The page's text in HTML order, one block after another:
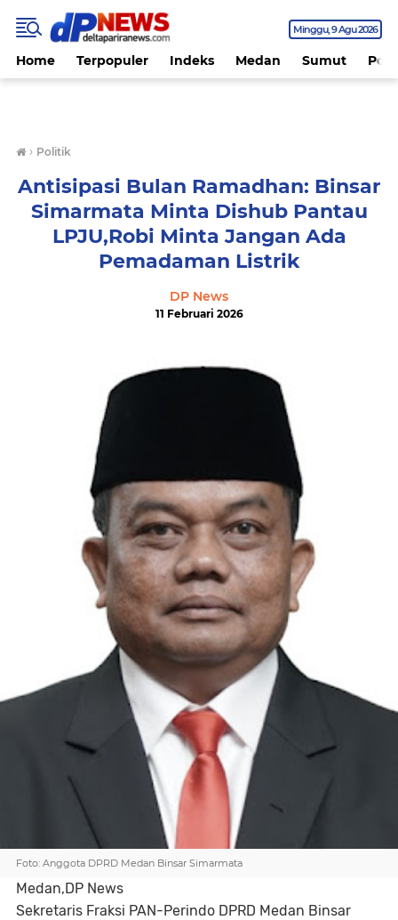
Minggu 9 Agu 2026
Home Terpopuler Indeks Medan Sumut
› Politik
Antisipasi Bulan Ramadhan: Binsar
Simarmata Minta Dishub Pantau
LPJU,Robi Minta Jangan Ada
Pemadaman Listrik
DP News
11 Februari 2026
Foto: Anggota DPRD Medan Binsar Simarmata
Medan,DP News
Sekretaris Fraksi PAN-Perindo DPRD Medan Binsar